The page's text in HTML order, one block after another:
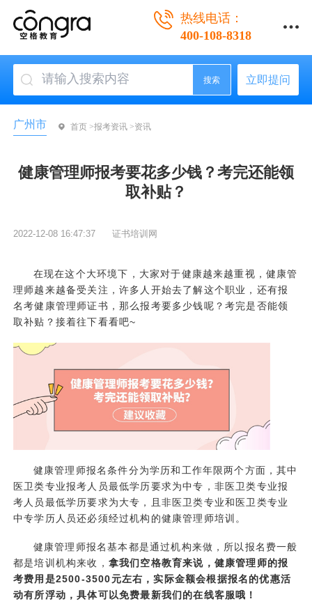
热线电话：
400-108-8318
搜索 立即提问
广州市 首页 >报考资讯 >资讯
健康管理师报考要花多少钱？考完还能领
取补贴？
2022-12-08 16:47:37 证书培训网
在现在这个大环境下，大家对于健康越来越重视，健康管
理师越来越备受关注，许多人开始去了解这个职业，还有报
名考健康管理师证书，那么报考要多少钱呢？考完是否能领
取补贴？接着往下看看吧~
健康管理师报名条件分为学历和工作年限两个方面，其中
医卫类专业报考人员最低学历要求为中专，非医卫类专业报
考人员最低学历要求为大专，且非医卫类专业和医卫类专业
中专学历人员还必须经过机构的健康管理师培训。
健康管理师报名基本都是通过机构来做，所以报名费一般
都是培训机构来收， 拿我们空格教育来说， 健康管理师的报
考费用是2500-3500元左右，实际金额会根据报名的优惠活
动有所浮动，具体可以免费最新我们的在线客服哦！